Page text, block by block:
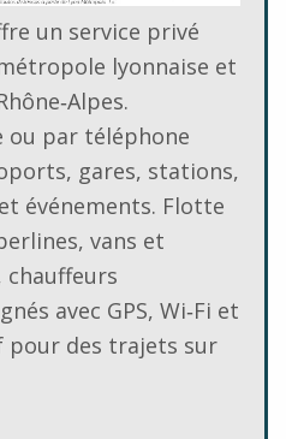
un service privé
lyonnaise et
ou par téléphone
gares, stations,
événements. Flotte
vans et
chauffeurs
avec GPS, Wi‑Fi et
pour des trajets sur